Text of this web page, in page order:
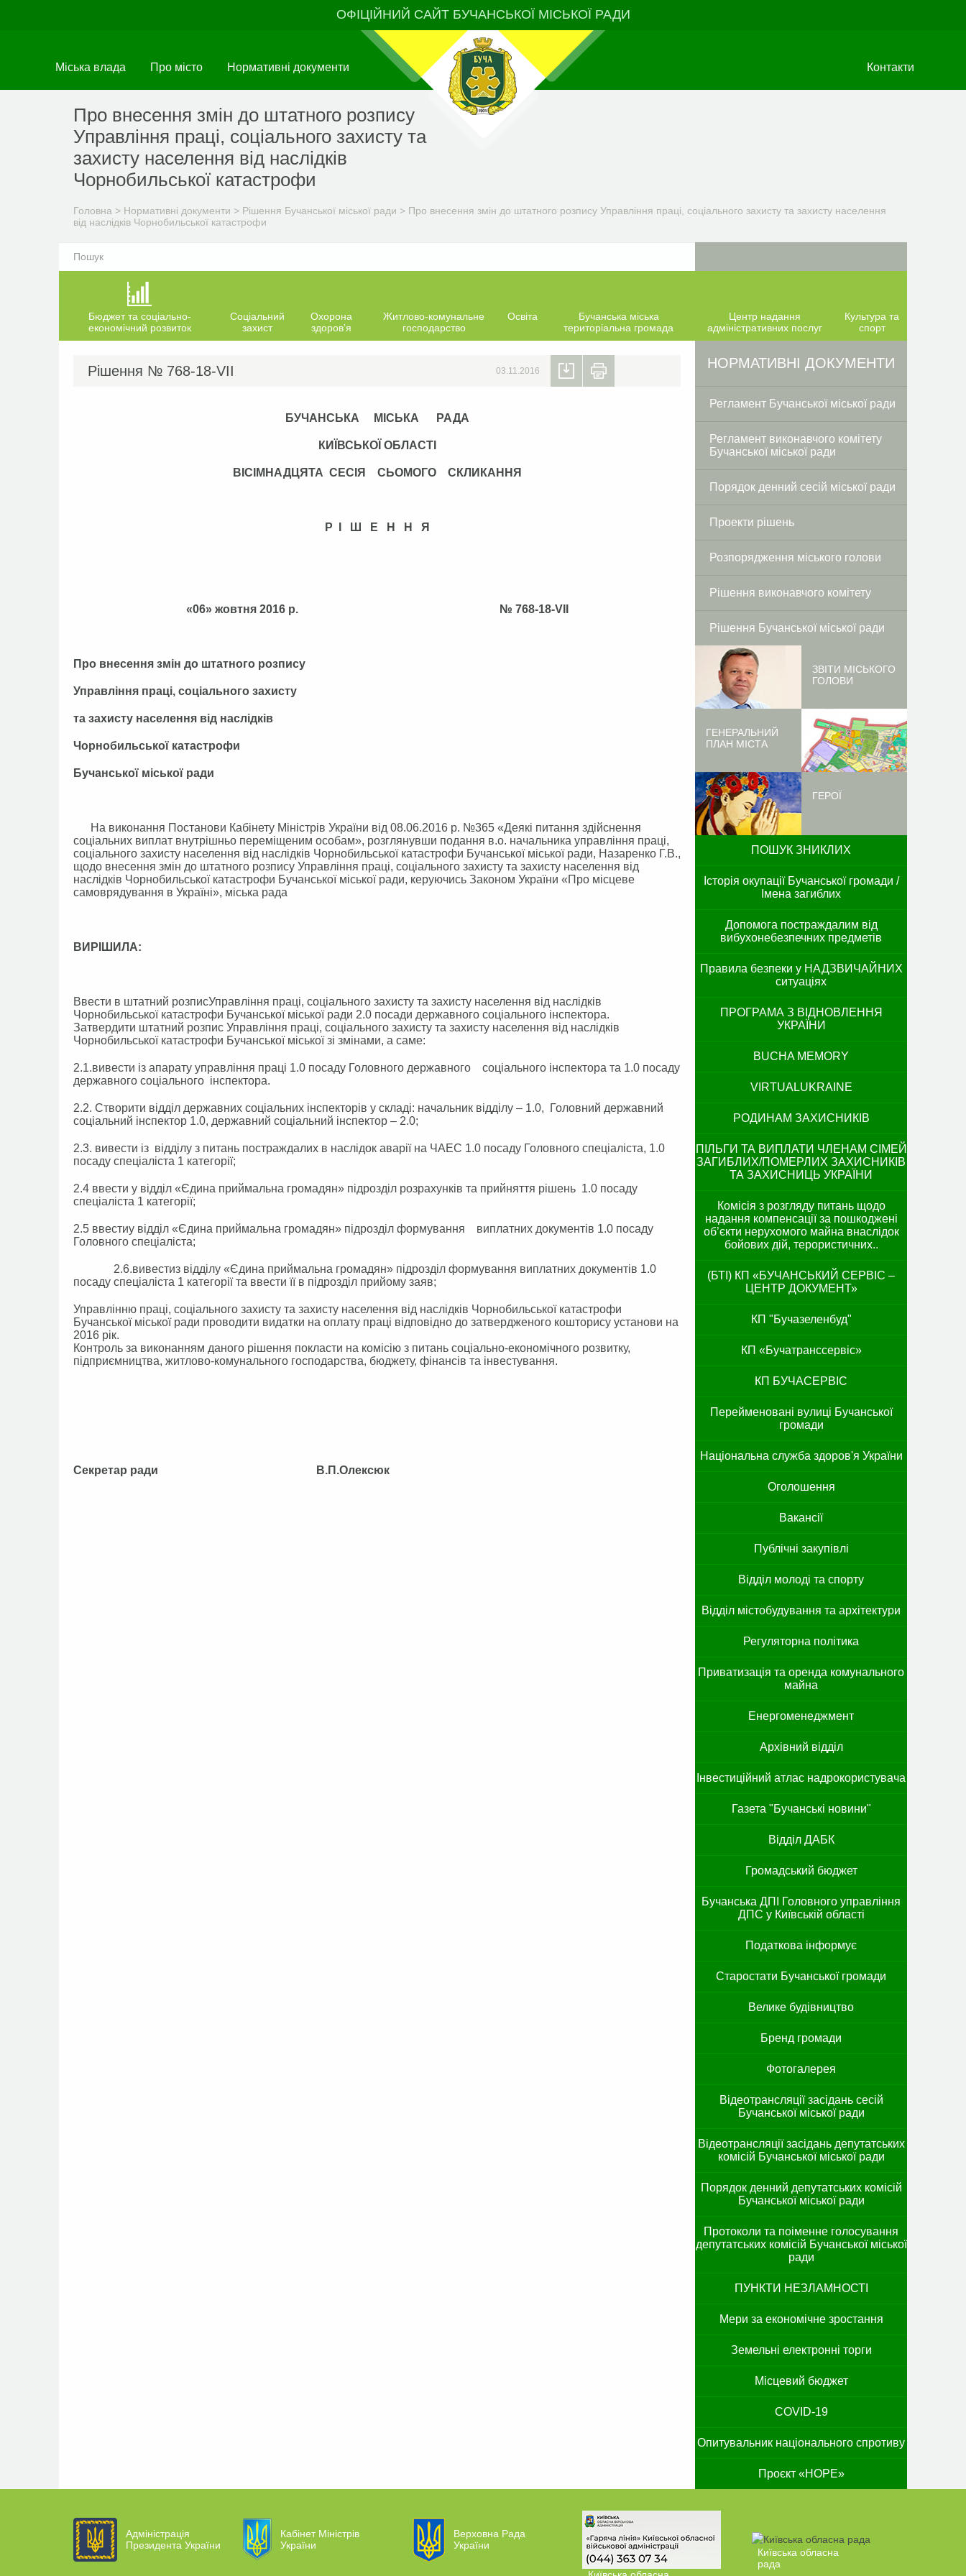
ОФІЦІЙНИЙ САЙТ БУЧАНСЬКОЇ МІСЬКОЇ РАДИ
Міська влада Про місто Нормативні документи Контакти
Про внесення змін до штатного розпису
Управління праці, соціального захисту та
захисту населення від наслідків
Чорнобильської катастрофи
Головна > Нормативні документи > Рішення Бучанської міської ради > Про внесення змін до штатного розпису Управління праці, соціального захисту та захисту населення
від наслідків Чорнобильської катастрофи
Бюджет та соціально-
економічний розвиток
Соціальний
захист
Охорона
здоров’я
Житлово-комунальне
господарство
Освіта
Бучанська міська
територіальна громада
Центр надання
адміністративних послуг
Культура та
спорт
Рішення № 768-18-VІІ 03.11.2016 Facebook
Twitter
БУЧАНСЬКА МІСЬКА РАДА
КИЇВСЬКОЇ ОБЛАСТІ
ВІСІМНАДЦЯТА СЕСІЯ СЬОМОГО СКЛИКАННЯ
Р І Ш Е Н Н Я
«06» жовтня 2016 р. № 768-18-VІІ
Про внесення змін до штатного розпису
Управління праці, соціального захисту
та захисту населення від наслідків
Чорнобильської катастрофи
Бучанської міської ради
На виконання Постанови Кабінету Міністрів України від 08.06.2016 р. №365 «Деякі питання здійснення
соціальних виплат внутрішньо переміщеним особам», розглянувши подання в.о. начальника управління праці,
соціального захисту населення від наслідків Чорнобильської катастрофи Бучанської міської ради, Назаренко Г.В.,
щодо внесення змін до штатного розпису Управління праці, соціального захисту та захисту населення від
наслідків Чорнобильської катастрофи Бучанської міської ради, керуючись Законом України «Про місцеве
самоврядування в Україні», міська рада
ВИРІШИЛА:
Ввести в штатний розписУправління праці, соціального захисту та захисту населення від наслідків
Чорнобильської катастрофи Бучанської міської ради 2.0 посади державного соціального інспектора.
Затвердити штатний розпис Управління праці, соціального захисту та захисту населення від наслідків
Чорнобильської катастрофи Бучанської міської зі змінами, а саме:
2.1.вивести із апарату управління праці 1.0 посаду Головного державного соціального інспектора та 1.0 посаду
державного соціального інспектора.
2.2. Створити відділ державних соціальних інспекторів у складі: начальник відділу – 1.0, Головний державний
соціальний інспектор 1.0, державний соціальний інспектор – 2.0;
2.3. вивести із відділу з питань постраждалих в наслідок аварії на ЧАЕС 1.0 посаду Головного спеціаліста, 1.0
посаду спеціаліста 1 категорії;
2.4 ввести у відділ «Єдина приймальна громадян» підрозділ розрахунків та прийняття рішень 1.0 посаду
спеціаліста 1 категорії;
2.5 ввестиу відділ «Єдина приймальна громадян» підрозділ формування виплатних документів 1.0 посаду
Головного спеціаліста;
2.6.вивестиз відділу «Єдина приймальна громадян» підрозділ формування виплатних документів 1.0
посаду спеціаліста 1 категорії та ввести її в підрозділ прийому заяв;
Управлінню праці, соціального захисту та захисту населення від наслідків Чорнобильської катастрофи
Бучанської міської ради проводити видатки на оплату праці відповідно до затвердженого кошторису установи на
2016 рік.
Контроль за виконанням даного рішення покласти на комісію з питань соціально-економічного розвитку,
підприємництва, житлово-комунального господарства, бюджету, фінансів та інвестування.
Секретар ради В.П.Олексюк
НОРМАТИВНІ ДОКУМЕНТИ
Регламент Бучанської міської ради
Регламент виконавчого комітету
Бучанської міської ради
Порядок денний сесій міської ради
Проекти рішень
Розпорядження міського голови
Рішення виконавчого комітету
Рішення Бучанської міської ради
ЗВІТИ МІСЬКОГО
ГОЛОВИ
ГЕНЕРАЛЬНИЙ
ПЛАН МІСТА
ГЕРОЇ
ПОШУК ЗНИКЛИХ
Історія окупації Бучанської громади /
Імена загиблих
Допомога постраждалим від
вибухонебезпечних предметів
Правила безпеки у НАДЗВИЧАЙНИХ
ситуаціях
ПРОГРАМА З ВІДНОВЛЕННЯ
УКРАЇНИ
BUCHA MEMORY
VIRTUALUKRAINE
РОДИНАМ ЗАХИСНИКІВ
ПІЛЬГИ ТА ВИПЛАТИ ЧЛЕНАМ СІМЕЙ
ЗАГИБЛИХ/ПОМЕРЛИХ ЗАХИСНИКІВ
ТА ЗАХИСНИЦЬ УКРАЇНИ
Комісія з розгляду питань щодо
надання компенсації за пошкоджені
об’єкти нерухомого майна внаслідок
бойових дій, терористичних..
(БТІ) КП «БУЧАНСЬКИЙ СЕРВІС –
ЦЕНТР ДОКУМЕНТ»
КП "Бучазеленбуд"
КП «Бучатранссервіс»
КП БУЧАСЕРВІС
Перейменовані вулиці Бучанської
громади
Національна служба здоров'я України
Оголошення
Вакансії
Публічні закупівлі
Відділ молоді та спорту
Відділ містобудування та архітектури
Регуляторна політика
Приватизація та оренда комунального
майна
Енергоменеджмент
Архівний відділ
Інвестиційний атлас надрокористувача
Газета "Бучанські новини"
Відділ ДАБК
Громадський бюджет
Бучанська ДПІ Головного управління
ДПС у Київській області
Податкова інформує
Старостати Бучанської громади
Велике будівництво
Бренд громади
Фотогалерея
Відеотрансляції засідань сесій
Бучанської міської ради
Відеотрансляції засідань депутатських
комісій Бучанської міської ради
Порядок денний депутатських комісій
Бучанської міської ради
Протоколи та поіменне голосування
депутатських комісій Бучанської міської
ради
ПУНКТИ НЕЗЛАМНОСТІ
Мери за економічне зростання
Земельні електронні торги
Місцевий бюджет
COVID-19
Опитувальник національного спротиву
Проєкт «HOPE»
Адміністрація
Президента України
Кабінет Міністрів
України
Верховна Рада
України
Київська обласна
рада